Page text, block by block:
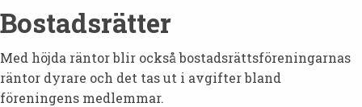
Bostadsrätter
Med höjda räntor blir också bostadsrättsföreningarnas
räntor dyrare och det tas ut i avgifter bland
föreningens medlemmar.